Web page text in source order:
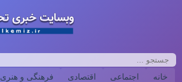
خانه اجتماعی اقتصادی فرهنگی و هنری